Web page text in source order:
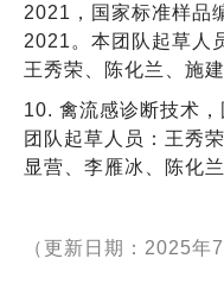
2021，国家标准样品
2021。本团队起草人
王秀荣、陈化兰、施
10. 禽流感诊断技术
团队起草人员：王秀
显营、李雁冰、陈化兰
（更新日期：2025年